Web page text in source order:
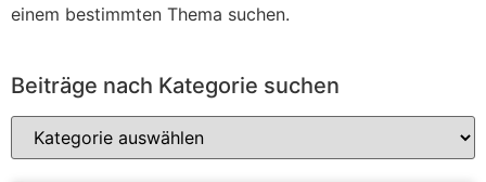
einem bestimmten Thema suchen.
Beiträge nach Kategorie suchen